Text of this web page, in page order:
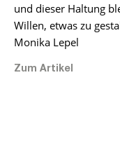
und dieser Haltung
Willen, etwas zu
Monika Lepel
Zum Artikel